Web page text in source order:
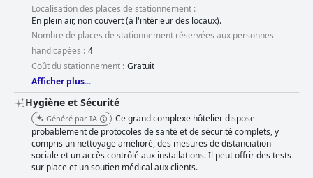
Localisation des places de stationnement :
En plein air, non couvert (à l'intérieur des locaux).
Nombre de places de stationnement réservées aux personnes
handicapées : 4
Coût du stationnement : Gratuit
Afficher plus...
Hygiène et Sécurité
Généré par IA
Ce grand complexe hôtelier dispose
probablement de protocoles de santé et de sécurité complets, y
compris un nettoyage amélioré, des mesures de distanciation
sociale et un accès contrôlé aux installations. Il peut offrir des tests
sur place et un soutien médical aux clients.